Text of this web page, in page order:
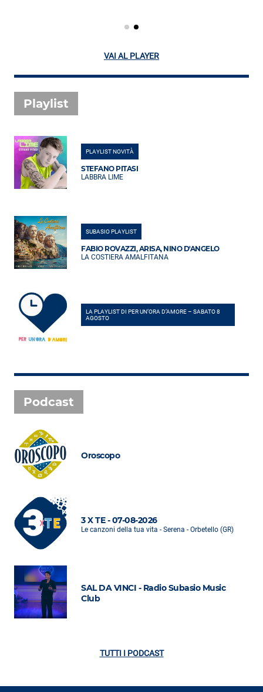
VAI AL PLAYER
Playlist
PLAYLIST NOVITÀ
STEFANO PITASI
LABBRA LIME
SUBASIO PLAYLIST
FABIO ROVAZZI, ARISA, NINO D'ANGELO
LA COSTIERA AMALFITANA
LA PLAYLIST DI PER UN’ORA D’AMORE – SABATO 8
AGOSTO
Podcast
Oroscopo
3 X TE - 07-08-2026
Le canzoni della tua vita - Serena - Orbetello (GR)
SAL DA VINCI - Radio Subasio Music
Club
TUTTI I PODCAST